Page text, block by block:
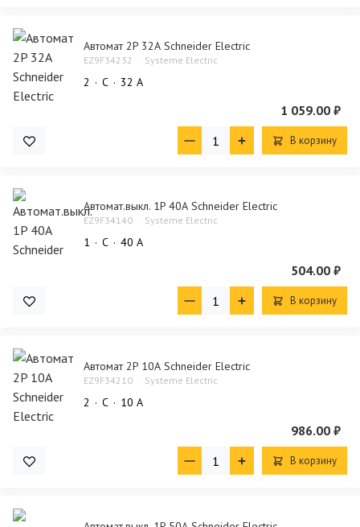
Автомат 2P 32А Schneider Electric
EZ9F34232 Systeme Electric
2 C 32 А
1 059.00 ₽
В корзину
Автомат.выкл. 1P 40А Schneider Electric
EZ9F34140 Systeme Electric
1 C 40 А
504.00 ₽
В корзину
Автомат 2P 10А Schneider Electric
EZ9F34210 Systeme Electric
2 C 10 А
986.00 ₽
В корзину